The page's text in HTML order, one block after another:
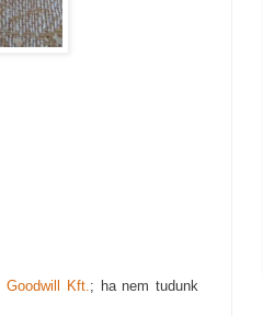
Goodwill Kft.; ha nem tudunk